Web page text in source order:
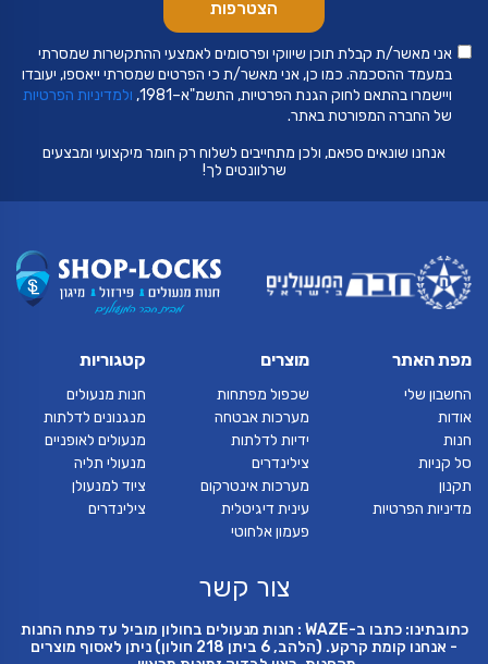
אני מאשר/ת קבלת תוכן שיווקי ופרסומים לאמצעי ההתקשרות שמסרתי
במעמד ההסכמה. כמו כן, אני מאשר/ת כי הפרטים שמסרתי ייאספו, יעובדו
ויישמרו בהתאם לחוק הגנת הפרטיות, התשמ"א–1981,
ולמדיניות הפרטיות
של החברה המפורטת באתר.
אנחנו שונאים ספאם, ולכן מתחייבים לשלוח רק חומר מיקצועי ומבצעים
שרלוונטים לך!
מפת האתר
החשבון שלי
אודות
חנות
סל קניות
תקנון
מדיניות הפרטיות
מוצרים
שכפול מפתחות
מערכות אבטחה
ידיות לדלתות
צילינדרים
מערכות אינטרקום
עינית דיגיטלית
פעמון אלחוטי
קטגוריות
חנות מנעולים
מנגנונים לדלתות
מנעולים לאופניים
מנעולי תליה
ציוד למנעולן
צילינדרים
צור קשר
כתובתינו: כתבו ב-WAZE : חנות מנעולים בחולון מוביל עד פתח החנות
- אנחנו קומת קרקע. (הלהב, 6 ביתן 218 חולון) ניתן לאסוף מוצרים